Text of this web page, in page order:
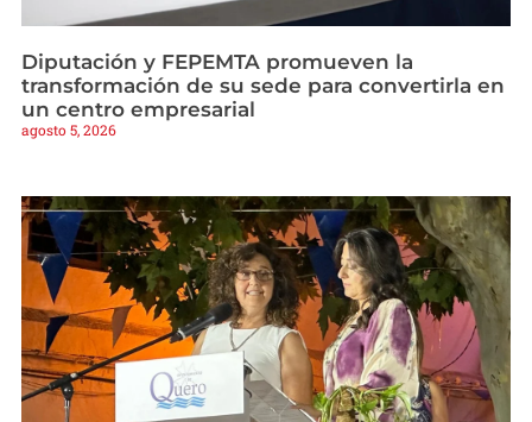
Diputación y FEPEMTA promueven la
transformación de su sede para convertirla en
un centro empresarial
agosto 5, 2026